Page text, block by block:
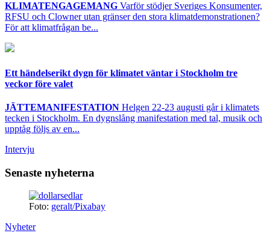
KLIMATENGAGEMANG Varför stödjer Sveriges Konsumenter,
RFSU och Clowner utan gränser den stora klimatdemonstrationen?
För att klimatfrågan be...
Ett händelserikt dygn för klimatet väntar i Stockholm tre
veckor före valet
JÄTTEMANIFESTATION Helgen 22-23 augusti går i klimatets
tecken i Stockholm. En dygnslång manifestation med tal, musik och
upptåg följs av en...
Intervju
Senaste nyheterna
Foto: geralt/Pixabay
Nyheter